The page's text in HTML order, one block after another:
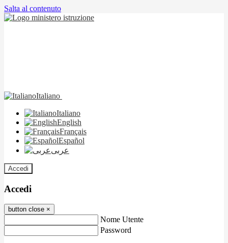
Salta al contenuto
Italiano
Italiano
English
Français
Español
عربى
Accedi
Accedi
button close ×
Nome Utente
Password